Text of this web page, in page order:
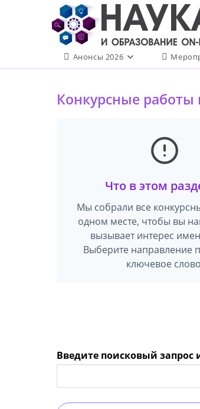
содержимому
Анонсы 2026
Конкурсные
Что в этом
Мы собрали все
одном месте, чтобы вы
вызывает интерес
Выберите направление
ключевое
Введите поисковый запрос